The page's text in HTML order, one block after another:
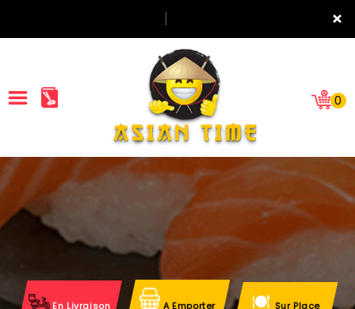
×
ACCUEIL
LA CARTE
VOS AVIS
0
En Livraison A Emporter Sur Place